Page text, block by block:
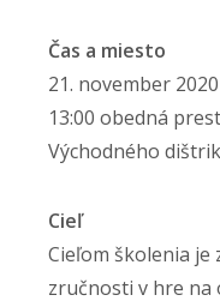
Čas a miesto
21. november
13:00 obedná
Východného
Cieľ
Cieľom školenia
zručnosti v hre